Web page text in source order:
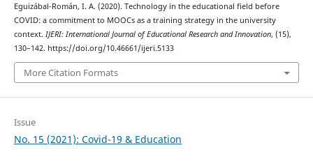
Eguizábal-Román, I. A. (2020). Technology in the educational field before
COVID: a commitment to MOOCs as a training strategy in the university
context. IJERI: International Journal of Educational Research and Innovation, (15),
130–142. https://doi.org/10.46661/ijeri.5133
More Citation Formats
Issue
No. 15 (2021): Covid-19 & Education